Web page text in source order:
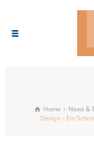
Home News &
Dentys – Ein